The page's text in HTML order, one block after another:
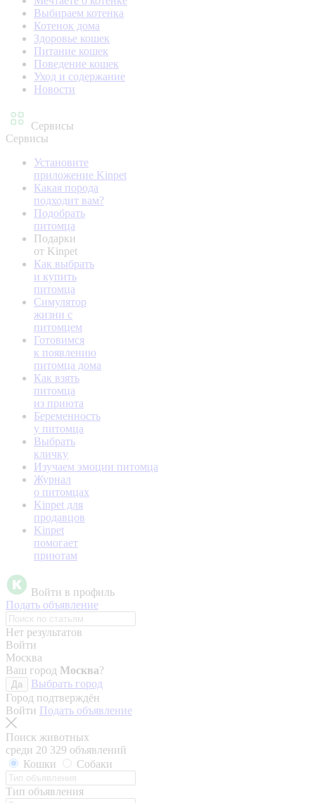
Выбираем котенка
Котенок дома
Здоровье кошек
Питание кошек
Поведение кошек
Уход и содержание
Новости
Сервисы
Сервисы
Установите
приложение Kinpet
Какая порода
подходит вам?
Подобрать
питомца
Подарки
от Kinpet
Как выбрать
и купить
питомца
Симулятор
жизни с
питомцем
Готовимся
к появлению
питомца дома
Как взять
питомца
из приюта
Беременность
у питомца
Выбрать
кличку
Изучаем эмоции питомца
Журнал
о питомцах
Kinpet для
продавцов
Kinpet
помогает
приютам
Войти в профиль
Подать объявление
Нет результатов
Войти
Москва
Ваш город Москва?
Да
Выбрать город
Город подтверждён
Войти Подать объявление
Поиск животных
среди 20 329 объявлений
Кошки
Собаки
Тип объявления